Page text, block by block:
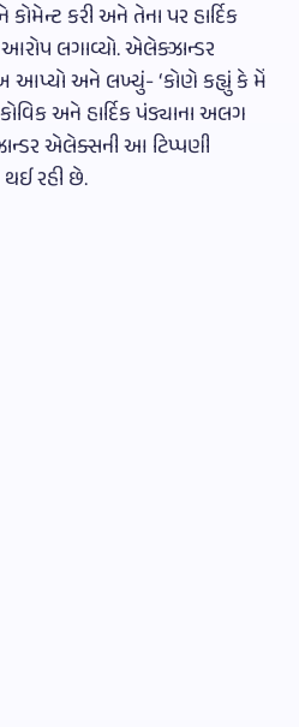
કરી અને તેના પર હાર્દિક
લગાવ્યો. એલેક્ઝાન્ડર
આપ્યો અને લખ્યું- ‘કોણે કહ્યું કે મેં
અને હાર્દિક પંડ્યાના અલગ
એલેક્સની આ ટિપ્પણી
થઈ રહી છે.